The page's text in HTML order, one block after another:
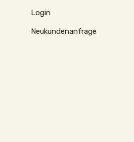
Login
Neukundenanfrage